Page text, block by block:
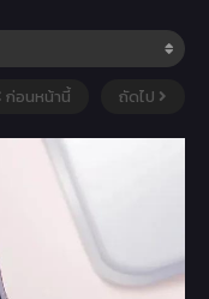
ก่อนหน้านี้ ถัดไป